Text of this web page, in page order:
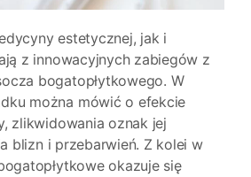
estetycznej, jak i
z innowacyjnych zabiegów z
bogatopłytkowego. W
można mówić o efekcie
zlikwidowania oznak jej
blizn i przebarwień. Z kolei w
okazuje się